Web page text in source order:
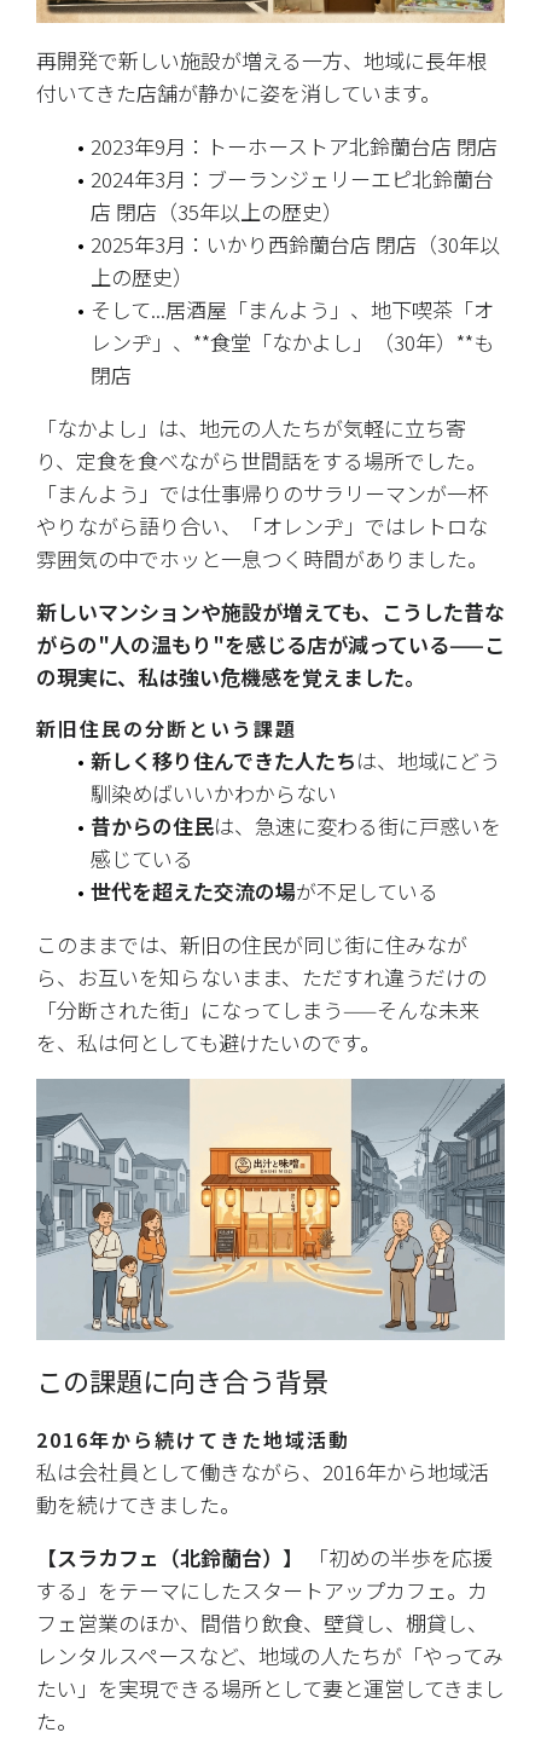
再開発で新しい施設が増える一方、地域に長年根
付いてきた店舗が静かに姿を消しています。
2023年9月：トーホーストア北鈴蘭台店 閉店
2024年3月：ブーランジェリーエピ北鈴蘭台
店 閉店（35年以上の歴史）
2025年3月：いかり西鈴蘭台店 閉店（30年以
上の歴史）
そして...居酒屋「まんよう」、地下喫茶「オ
レンヂ」、**食堂「なかよし」（30年）**も
閉店
「なかよし」は、地元の人たちが気軽に立ち寄
り、定食を食べながら世間話をする場所でした。
「まんよう」では仕事帰りのサラリーマンが一杯
やりながら語り合い、「オレンヂ」ではレトロな
雰囲気の中でホッと一息つく時間がありました。
新しいマンションや施設が増えても、こうした昔な
がらの"人の温もり"を感じる店が減っている——こ
の現実に、私は強い危機感を覚えました。
新旧住民の分断という課題
新しく移り住んできた人たちは、地域にどう
馴染めばいいかわからない
昔からの住民は、急速に変わる街に戸惑いを
感じている
世代を超えた交流の場が不足している
このままでは、新旧の住民が同じ街に住みなが
ら、お互いを知らないまま、ただすれ違うだけの
「分断された街」になってしまう——そんな未来
を、私は何としても避けたいのです。
この課題に向き合う背景
2016年から続けてきた地域活動
私は会社員として働きながら、2016年から地域活
動を続けてきました。
【スラカフェ（北鈴蘭台）】
「初めの半歩を応援
する」をテーマにしたスタートアップカフェ。カ
フェ営業のほか、間借り飲食、壁貸し、棚貸し、
レンタルスペースなど、地域の人たちが「やってみ
たい」を実現できる場所として妻と運営してきまし
た。